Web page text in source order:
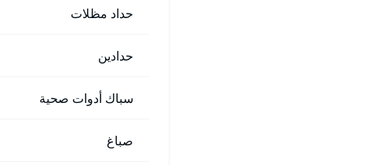
حداد مظلات
حدادين
سباك أدوات صحية
صباغ